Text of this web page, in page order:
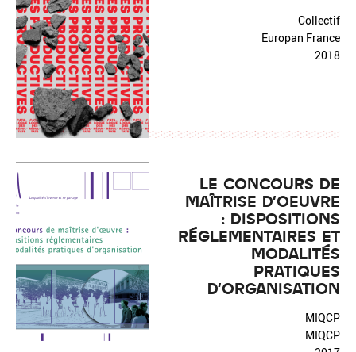
Collectif
Europan France
2018
LE CONCOURS DE
MAÎTRISE D'OEUVRE
: DISPOSITIONS
RÉGLEMENTAIRES ET
MODALITÉS
PRATIQUES
D'ORGANISATION
MIQCP
MIQCP